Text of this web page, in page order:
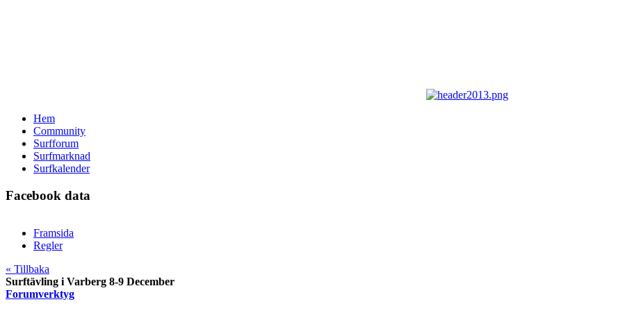
Hem
Community
Surfforum
Surfmarknad
Surfkalender
Facebook data
Framsida
Regler
« Tillbaka
Surftävling i Varberg 8-9 December
Forumverktyg